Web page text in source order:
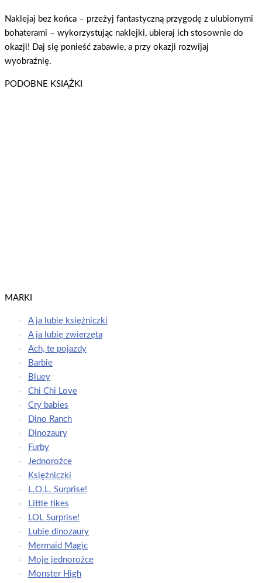
Naklejaj bez końca – przeżyj fantastyczną przygodę z ulubionymi
bohaterami – wykorzystując naklejki, ubieraj ich stosownie do
okazji! Daj się ponieść zabawie, a przy okazji rozwijaj
wyobraźnię.
PODOBNE KSIĄŻKI
MARKI
A ja lubię księżniczki
A ja lubię zwierzęta
Ach, te pojazdy
Barbie
Bluey
Chi Chi Love
Cry babies
Dino Ranch
Dinozaury
Furby
Jednorożce
Księżniczki
L.O.L. Surprise!
Little tikes
LOL Surprise!
Lubię dinozaury
Mermaid Magic
Moje jednorożce
Monster High